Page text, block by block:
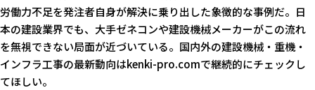
労働力不足を発注者自身が解決に乗り出した象徴的な事例だ。日
本の建設業界でも、大手ゼネコンや建設機械メーカーがこの流れ
を無視できない局面が近づいている。国内外の建設機械・重機・
インフラ工事の最新動向はkenki-pro.comで継続的にチェックし
てほしい。